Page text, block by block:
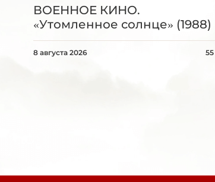
ВОЕННОЕ КИНО.
«Утомленное солнце» (1988)
8 августа 2026 55